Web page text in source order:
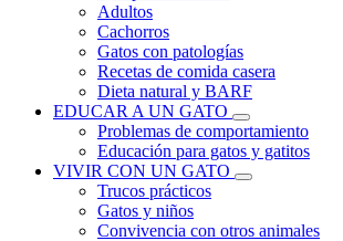
Adultos
Cachorros
Gatos con patologías
Recetas de comida casera
Dieta natural y BARF
EDUCAR A UN GATO
Problemas de comportamiento
Educación para gatos y gatitos
VIVIR CON UN GATO
Trucos prácticos
Gatos y niños
Convivencia con otros animales